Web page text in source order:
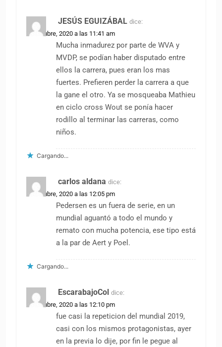
JESÚS EGUIZÁBAL dice:
11 octubre, 2020 a las 11:41 am
Mucha inmadurez por parte de WVA y
MVDP, se podían haber disputado entre
ellos la carrera, pues eran los mas
fuertes. Prefieren perder la carrera a que
la gane el otro. Ya se mosqueaba Mathieu
en ciclo cross Wout se ponía hacer
rodillo al terminar las carreras, como
niños.
Cargando...
carlos aldana dice:
11 octubre, 2020 a las 12:05 pm
Pedersen es un fuera de serie, en un
mundial aguantó a todo el mundo y
remato con mucha potencia, ese tipo está
a la par de Aert y Poel.
Cargando...
EscarabajoCol dice:
11 octubre, 2020 a las 12:10 pm
fue casi la repeticion del mundial 2019,
casi con los mismos protagonistas, ayer
en la previa lo dije, por fin le pegue al